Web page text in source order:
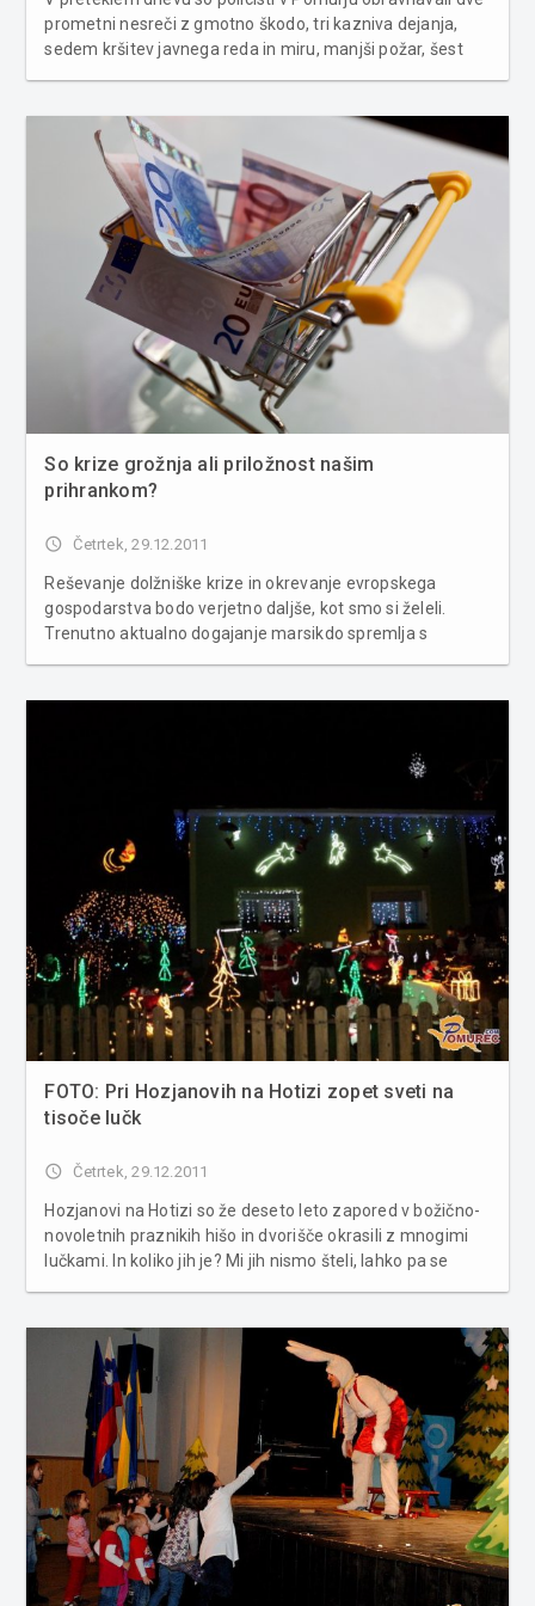
prometni nesreči z gmotno škodo, tri kazniva dejanja,
sedem kršitev javnega reda in miru, manjši požar, šest
avtomobila, ki je vozila pod v...
So krize grožnja ali priložnost našim
prihrankom?
access_time Četrtek, 29.12.2011
Reševanje dolžniške krize in okrevanje evropskega
gospodarstva bodo verjetno daljše, kot smo si želeli.
Trenutno aktualno dogajanje marsikdo spremlja s
FOTO: Pri Hozjanovih na Hotizi zopet sveti na
tisoče lučk
access_time Četrtek, 29.12.2011
Hozjanovi na Hotizi so že deseto leto zapored v božično-
novoletnih praznikih hišo in dvorišče okrasili z mnogimi
lučkami. In koliko jih je? Mi jih nismo šteli, lahko pa se